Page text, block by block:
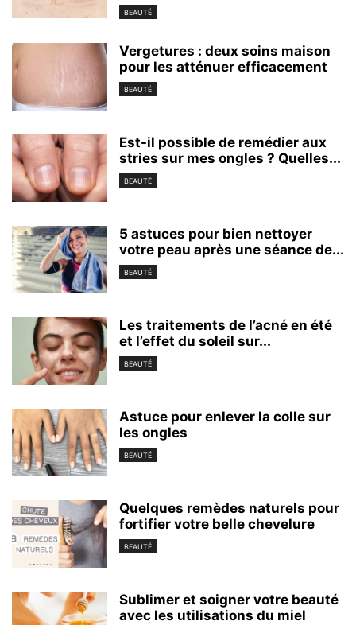
BEAUTÉ
Vergetures : deux soins maison
pour les atténuer efficacement
BEAUTÉ
Est-il possible de remédier aux
stries sur mes ongles ? Quelles...
BEAUTÉ
5 astuces pour bien nettoyer
votre peau après une séance de...
BEAUTÉ
Les traitements de l’acné en été
et l’effet du soleil sur...
BEAUTÉ
Astuce pour enlever la colle sur
les ongles
BEAUTÉ
Quelques remèdes naturels pour
fortifier votre belle chevelure
BEAUTÉ
Sublimer et soigner votre beauté
avec les utilisations du miel